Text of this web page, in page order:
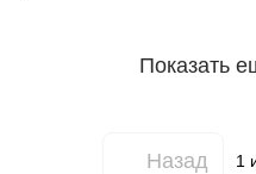
Показать
Назад 1